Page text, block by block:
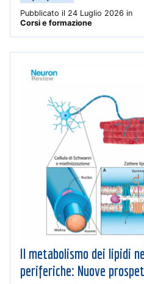
Pubblicato il 24 Luglio 2026 in
Corsi e formazione
Il metabolismo dei lipidi
periferiche: Nuove